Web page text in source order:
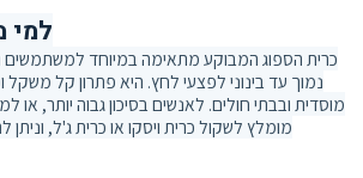
למי
כרית הספוג המבוקע מתאימה במיוחד למשתמשים
נמוך עד בינוני לפצעי לחץ. היא פתרון קל
מוסדית ובבתי חולים. לאנשים בסיכון גבוה יותר,
מומלץ לשקול כרית ויסקו או כרית ג'ל,